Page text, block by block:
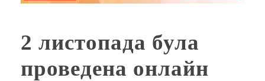
2 листопада була
проведена онлайн